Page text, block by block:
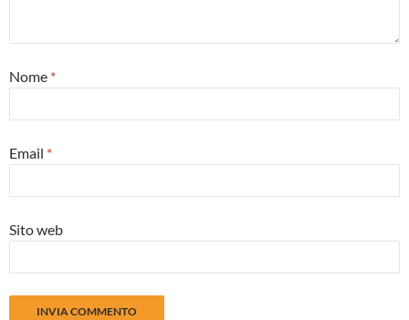
Nome *
Email *
Sito web